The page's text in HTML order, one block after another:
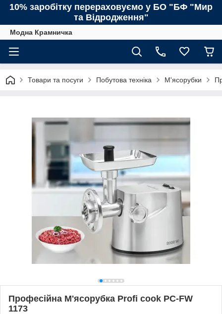
10% заробітку перераховуємо у БО "БФ "Мир
та Відродження"
Модна Крамничка
Товари та посуги Побутова техніка М'ясорубки
Професійна М'ясорубка Profi cook PC-FW
1173